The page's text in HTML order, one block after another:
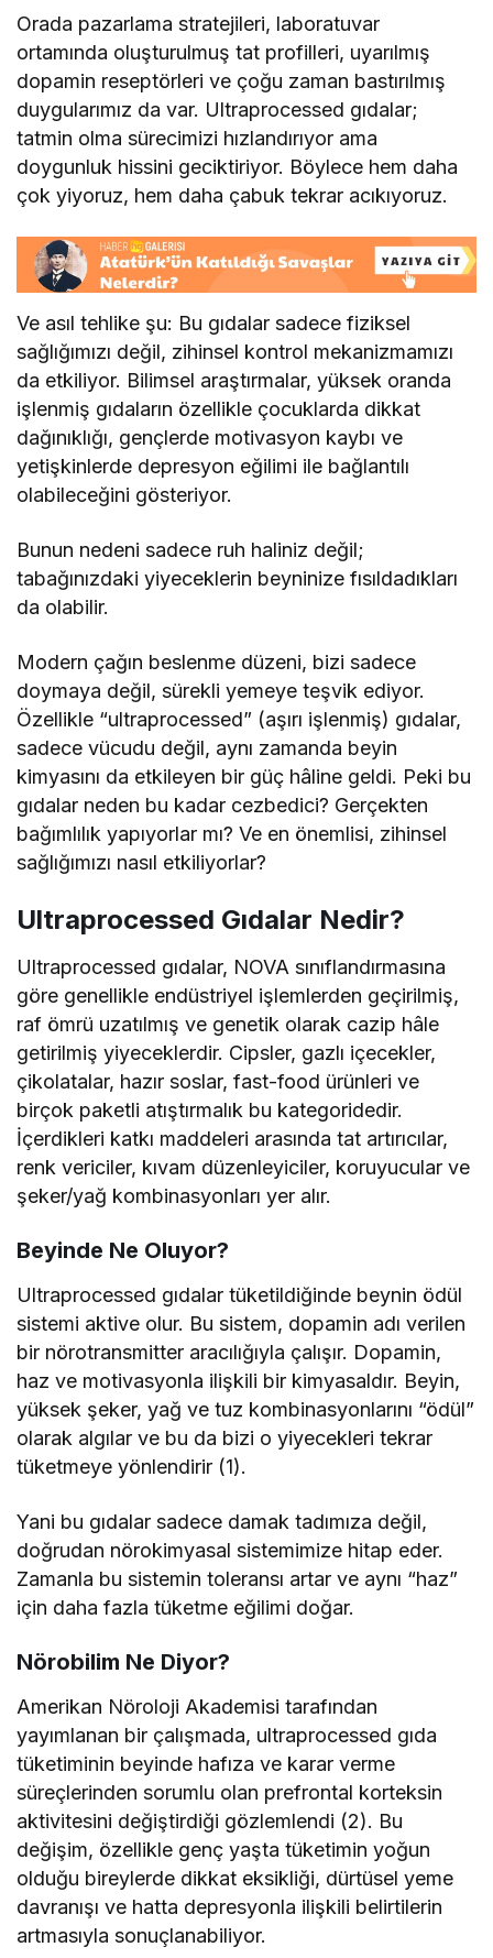
Orada pazarlama stratejileri, laboratuvar
ortamında oluşturulmuş tat profilleri, uyarılmış
dopamin reseptörleri ve çoğu zaman bastırılmış
duygularımız da var. Ultraprocessed gıdalar;
tatmin olma sürecimizi hızlandırıyor ama
doygunluk hissini geciktiriyor. Böylece hem daha
çok yiyoruz, hem daha çabuk tekrar acıkıyoruz.
Ve asıl tehlike şu: Bu gıdalar sadece fiziksel
sağlığımızı değil, zihinsel kontrol mekanizmamızı
da etkiliyor. Bilimsel araştırmalar, yüksek oranda
işlenmiş gıdaların özellikle çocuklarda dikkat
dağınıklığı, gençlerde motivasyon kaybı ve
yetişkinlerde depresyon eğilimi ile bağlantılı
olabileceğini gösteriyor.
Bunun nedeni sadece ruh haliniz değil;
tabağınızdaki yiyeceklerin beyninize fısıldadıkları
da olabilir.
Modern çağın beslenme düzeni, bizi sadece
doymaya değil, sürekli yemeye teşvik ediyor.
Özellikle “ultraprocessed” (aşırı işlenmiş) gıdalar,
sadece vücudu değil, aynı zamanda beyin
kimyasını da etkileyen bir güç hâline geldi. Peki bu
gıdalar neden bu kadar cezbedici? Gerçekten
bağımlılık yapıyorlar mı? Ve en önemlisi, zihinsel
sağlığımızı nasıl etkiliyorlar?
Ultraprocessed Gıdalar Nedir?
Ultraprocessed gıdalar, NOVA sınıflandırmasına
göre genellikle endüstriyel işlemlerden geçirilmiş,
raf ömrü uzatılmış ve genetik olarak cazip hâle
getirilmiş yiyeceklerdir. Cipsler, gazlı içecekler,
çikolatalar, hazır soslar, fast-food ürünleri ve
birçok paketli atıştırmalık bu kategoridedir.
İçerdikleri katkı maddeleri arasında tat artırıcılar,
renk vericiler, kıvam düzenleyiciler, koruyucular ve
şeker/yağ kombinasyonları yer alır.
Beyinde Ne Oluyor?
Ultraprocessed gıdalar tüketildiğinde beynin ödül
sistemi aktive olur. Bu sistem, dopamin adı verilen
bir nörotransmitter aracılığıyla çalışır. Dopamin,
haz ve motivasyonla ilişkili bir kimyasaldır. Beyin,
yüksek şeker, yağ ve tuz kombinasyonlarını “ödül”
olarak algılar ve bu da bizi o yiyecekleri tekrar
tüketmeye yönlendirir (1).
Yani bu gıdalar sadece damak tadımıza değil,
doğrudan nörokimyasal sistemimize hitap eder.
Zamanla bu sistemin toleransı artar ve aynı “haz”
için daha fazla tüketme eğilimi doğar.
Nörobilim Ne Diyor?
Amerikan Nöroloji Akademisi tarafından
yayımlanan bir çalışmada, ultraprocessed gıda
tüketiminin beyinde hafıza ve karar verme
süreçlerinden sorumlu olan prefrontal korteksin
aktivitesini değiştirdiği gözlemlendi (2). Bu
değişim, özellikle genç yaşta tüketimin yoğun
olduğu bireylerde dikkat eksikliği, dürtüsel yeme
davranışı ve hatta depresyonla ilişkili belirtilerin
artmasıyla sonuçlanabiliyor.